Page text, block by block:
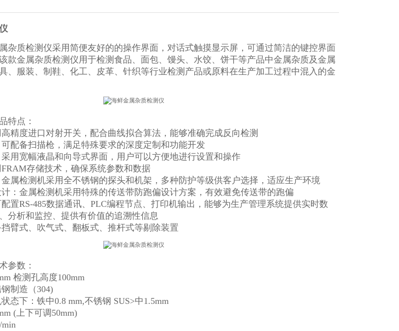
杂质检测仪采用简便友好的的操作界面，对话式触摸显示屏，可通过简洁的键控界面
款金属杂质检测仪用于检测食品、面包、馒头、水饺、饼干等产品中金属杂质及金属
、服装、制鞋、化工、皮革、针织等行业检测产品或原料在生产加工过程中混入的金
特点：
精度进口对射开关，配合曲线拟合算法，能够准确完成反向检测
配备扫描枪，满足特殊要求的深度定制和功能开发
用宽幅液晶和向导式界面，用户可以方便地进行设置和操作
存储技术，确保系统参数和数据
属检测机采用全不锈钢的探头和机架，多种防护等级供客户选择，适应生产环境
：金属检测机采用特殊的传送带防跑偏设计方案，有效避免传送带的跑偏
置RS-485数据通讯、PLC编程节点、打印机输出，能够为生产管理系统提供实时数
分析和监控、提供有价值的追溯性信息
臂式、吹气式、翻板式、推杆式等剔除装置
参数：
检测孔高度100mm
制造（304)
态下：铁中0.8 mm,不锈钢 SUS>中1.5mm
(上下可调50mm)